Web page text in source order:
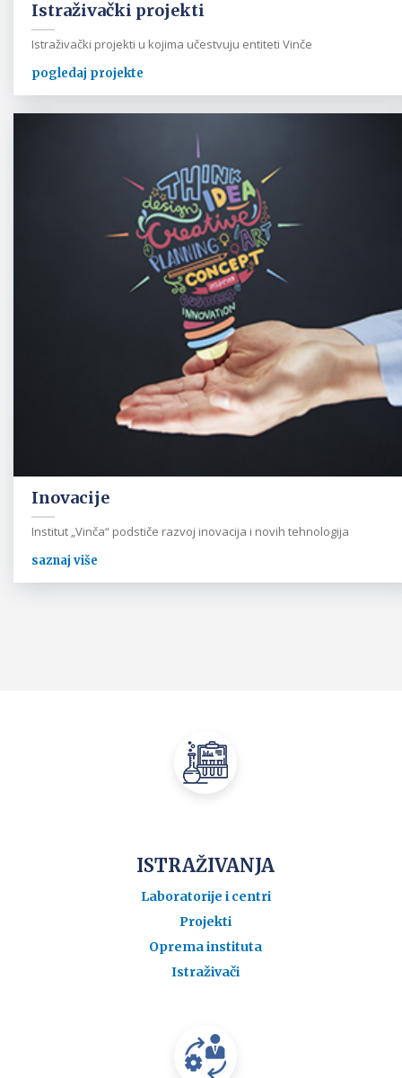
Istraživački projekti
Istraživački projekti u kojima učestvuju entiteti Vinče
pogledaj projekte
Inovacije
Institut „Vinča“ podstiče razvoj inovacija i novih tehnologija
saznaj više
ISTRAŽIVANJA
Laboratorije i centri
Projekti
Oprema instituta
Istraživači